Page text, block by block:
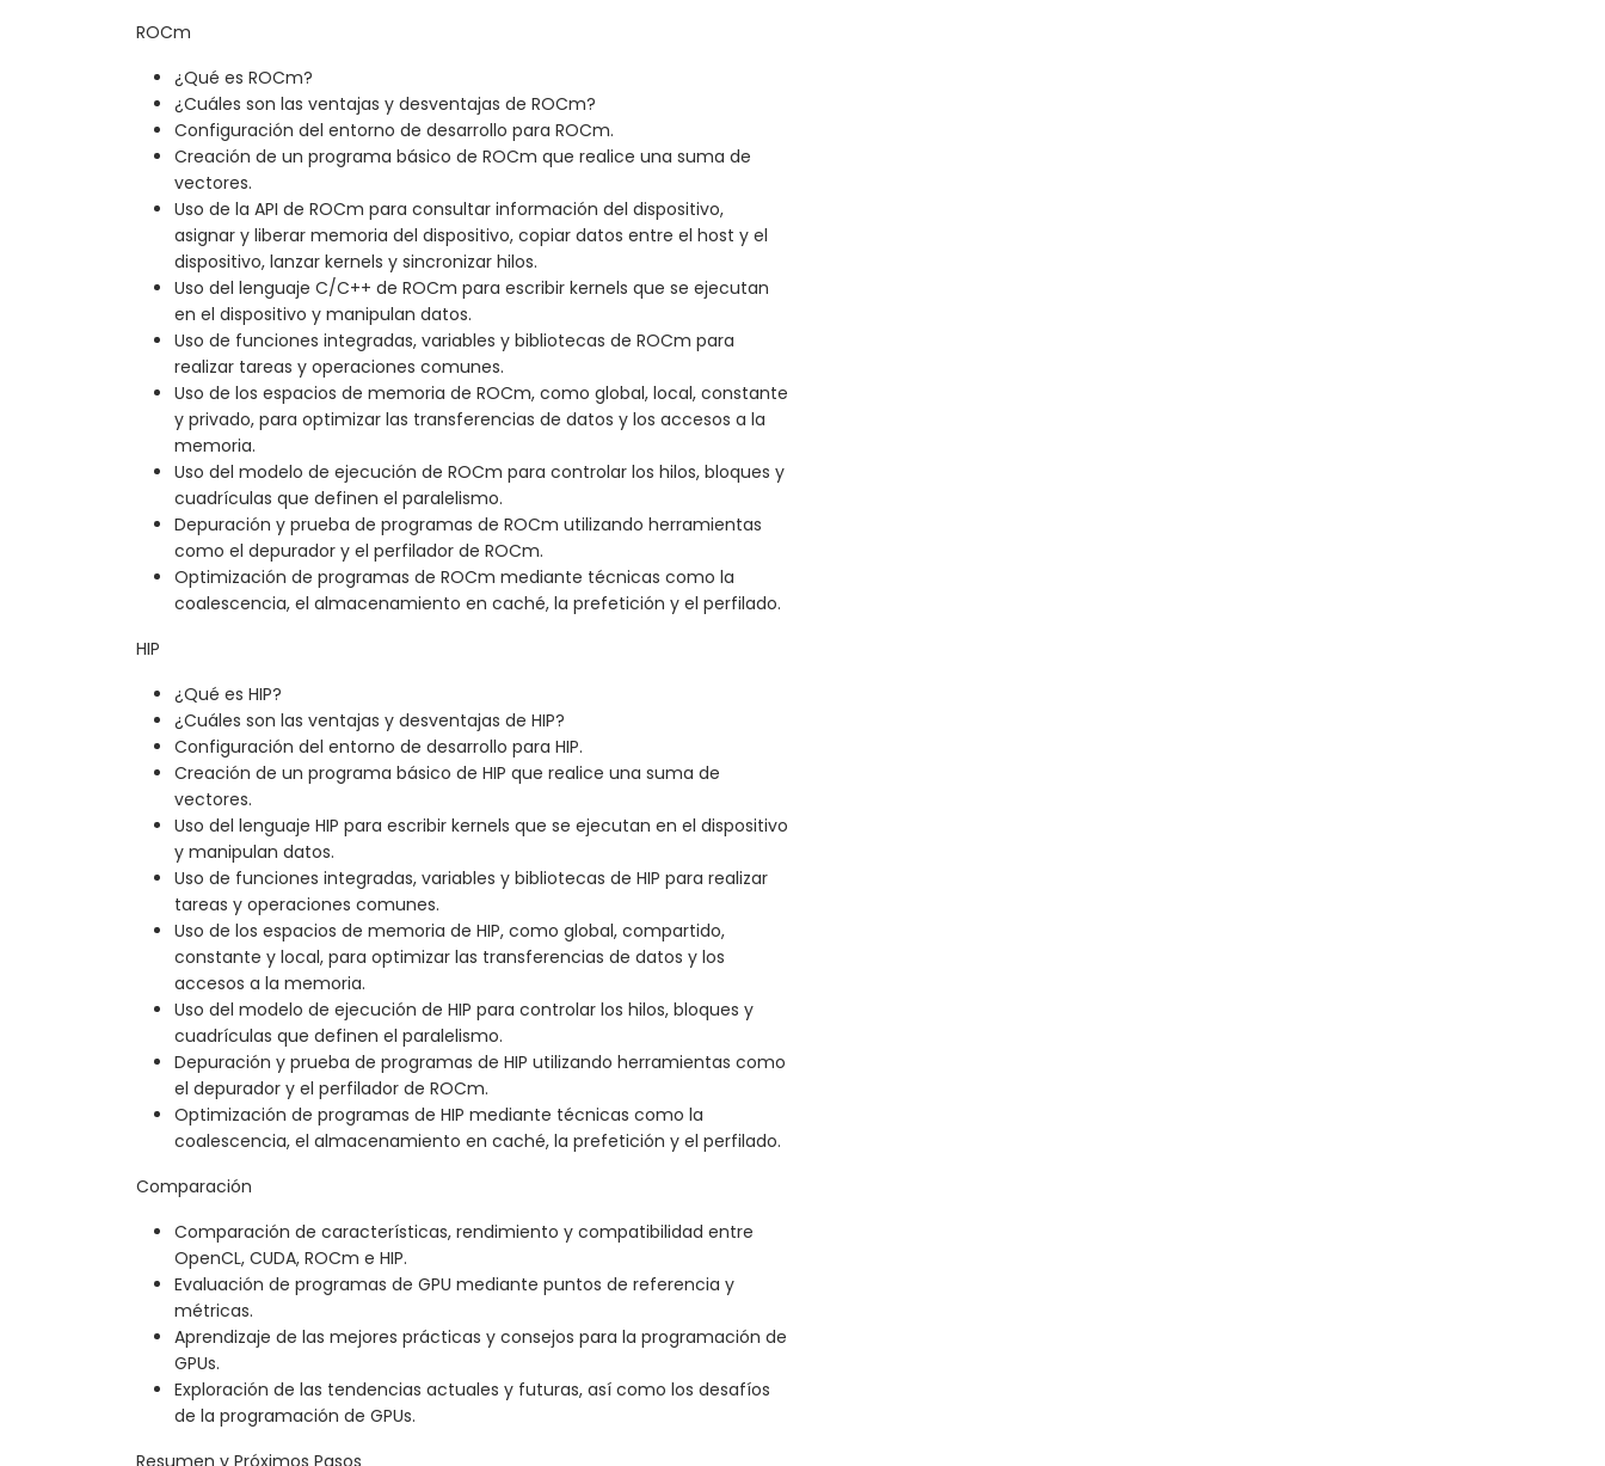
ROCm
¿Qué es ROCm?
¿Cuáles son las ventajas y desventajas de ROCm?
Configuración del entorno de desarrollo para ROCm.
Creación de un programa básico de ROCm que realice una suma de
vectores.
Uso de la API de ROCm para consultar información del dispositivo,
asignar y liberar memoria del dispositivo, copiar datos entre el host y el
dispositivo, lanzar kernels y sincronizar hilos.
Uso del lenguaje C/C++ de ROCm para escribir kernels que se ejecutan
en el dispositivo y manipulan datos.
Uso de funciones integradas, variables y bibliotecas de ROCm para
realizar tareas y operaciones comunes.
Uso de los espacios de memoria de ROCm, como global, local, constante
y privado, para optimizar las transferencias de datos y los accesos a la
memoria.
Uso del modelo de ejecución de ROCm para controlar los hilos, bloques y
cuadrículas que definen el paralelismo.
Depuración y prueba de programas de ROCm utilizando herramientas
como el depurador y el perfilador de ROCm.
Optimización de programas de ROCm mediante técnicas como la
coalescencia, el almacenamiento en caché, la prefetición y el perfilado.
HIP
¿Qué es HIP?
¿Cuáles son las ventajas y desventajas de HIP?
Configuración del entorno de desarrollo para HIP.
Creación de un programa básico de HIP que realice una suma de
vectores.
Uso del lenguaje HIP para escribir kernels que se ejecutan en el dispositivo
y manipulan datos.
Uso de funciones integradas, variables y bibliotecas de HIP para realizar
tareas y operaciones comunes.
Uso de los espacios de memoria de HIP, como global, compartido,
constante y local, para optimizar las transferencias de datos y los
accesos a la memoria.
Uso del modelo de ejecución de HIP para controlar los hilos, bloques y
cuadrículas que definen el paralelismo.
Depuración y prueba de programas de HIP utilizando herramientas como
el depurador y el perfilador de ROCm.
Optimización de programas de HIP mediante técnicas como la
coalescencia, el almacenamiento en caché, la prefetición y el perfilado.
Comparación
Comparación de características, rendimiento y compatibilidad entre
OpenCL, CUDA, ROCm e HIP.
Evaluación de programas de GPU mediante puntos de referencia y
métricas.
Aprendizaje de las mejores prácticas y consejos para la programación de
GPUs.
Exploración de las tendencias actuales y futuras, así como los desafíos
de la programación de GPUs.
Resumen y Próximos Pasos